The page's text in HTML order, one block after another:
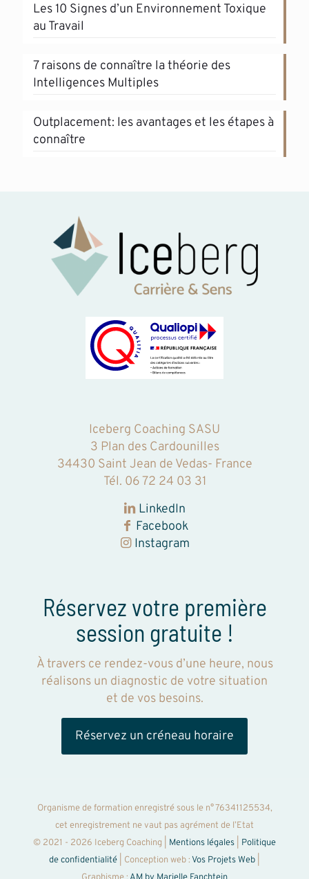
Les 10 Signes d’un Environnement Toxique
au Travail
7 raisons de connaître la théorie des
Intelligences Multiples
Outplacement: les avantages et les étapes à
connaître
Iceberg Coaching SASU
3 Plan des Cardounilles
34430 Saint Jean de Vedas- France
Tél. 06 72 24 03 31‬
LinkedIn
Facebook
Instagram
Réservez votre première
session gratuite !
À travers ce rendez-vous d’une heure, nous
réalisons un diagnostic de votre situation
et de vos besoins.
Réservez un créneau horaire
Organisme de formation enregistré sous le n° 76341125534,
cet enregistrement ne vaut pas agrément de l’Etat
© 2021 - 2026 Iceberg Coaching | Mentions légales
Politique
de confidentialité | Conception web :Vos Projets Web